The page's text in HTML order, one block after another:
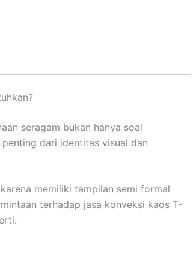
seragam bukan hanya soal
dari identitas visual dan
memiliki tampilan semi formal
terhadap jasa konveksi kaos T-